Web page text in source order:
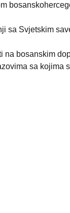
sa Svjetskim
na bosanskim
sa kojima